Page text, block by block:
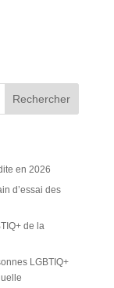
en 2026
d’essai des
de la
LGBTIQ+